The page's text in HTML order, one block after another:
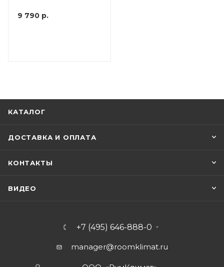
9 790 р.
КАТАЛОГ
ДОСТАВКА И ОПЛАТА
КОНТАКТЫ
ВИДЕО
+7 (495) 646-888-0
manager@roomklimat.ru